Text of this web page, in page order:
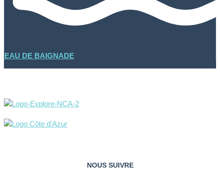
EAU DE BAIGNADE
NOUS SUIVRE